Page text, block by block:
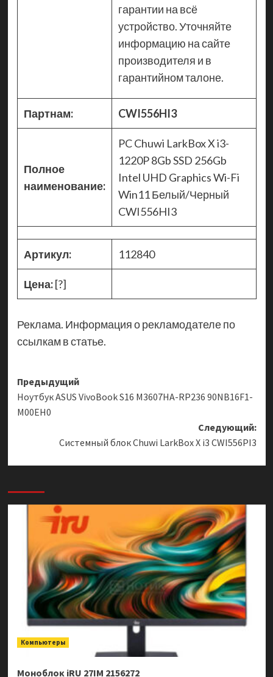
гарантии на всё
устройство. Уточняйте
информацию на сайте
производителя и в
гарантийном талоне.
Партнам: CWI556HI3
Полное
наименование:
PC Chuwi LarkBox X i3-
1220P 8Gb SSD 256Gb
Intel UHD Graphics Wi-Fi
Win11 Белый/Черный
CWI556HI3
Артикул: 112840
Цена:[?]
Реклама. Информация о рекламодателе по
ссылкам в статье.
Навигация
записи
Предыдущий
Ноутбук ASUS VivoBook S16 M3607HA-RP236 90NB16F1-
M00EH0
Следующий:
Системный блок Chuwi LarkBox X i3 CWI556PI3
Компьютеры
Моноблок iRU 27IM 2156272